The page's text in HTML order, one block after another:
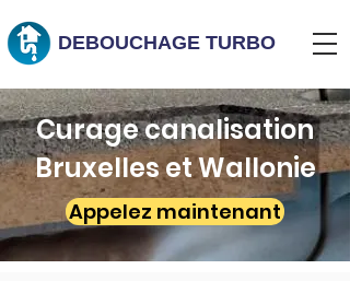
DEBOUCHAGE TURBO
Curage canalisation
Bruxelles et Wallonie
Appelez maintenant